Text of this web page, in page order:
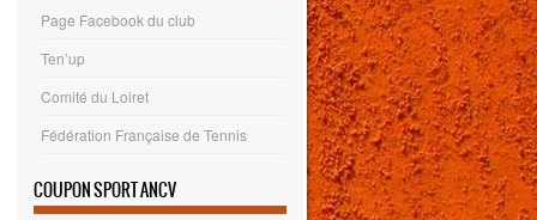
Page Facebook du club
Ten’up
Comité du Loiret
Fédération Française de Tennis
COUPON SPORT ANCV